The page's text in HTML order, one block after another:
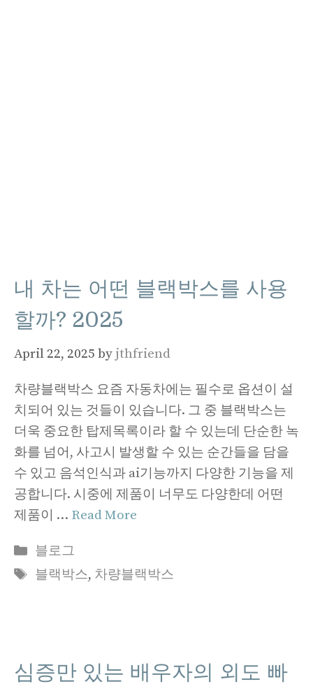
내 차는 어떤 블랙박스를 사용
할까? 2025
April 22, 2025 by jthfriend
차량블랙박스 요즘 자동차에는 필수로 옵션이 설
치되어 있는 것들이 있습니다. 그 중 블랙박스는
더욱 중요한 탑제목록이라 할 수 있는데 단순한 녹
화를 넘어, 사고시 발생할 수 있는 순간들을 담을
수 있고 음석인식과 ai기능까지 다양한 기능을 제
공합니다. 시중에 제품이 너무도 다양한데 어떤
제품이 … Read More
Categories
블로그
Tags
블랙박스, 차량블랙박스
심증만 있는 배우자의 외도 빠